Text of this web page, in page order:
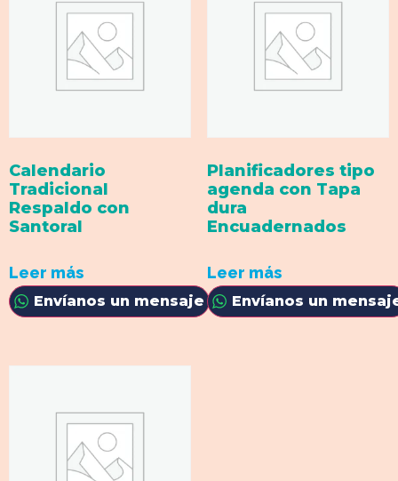
Calendario
Tradicional
Respaldo con
Santoral
Leer más
Envíanos un mensaje
Planificadores tipo
agenda con Tapa
dura
Encuadernados
Leer más
Envíanos un